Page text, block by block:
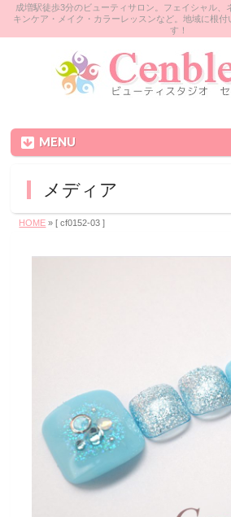
成増駅徒歩3分のビューティサロン。フェイシャル、
キンケア・メイク・カラーレッスンなど。地域に根
す！
MENU
メディア
HOME » [ cf0152‐03 ]